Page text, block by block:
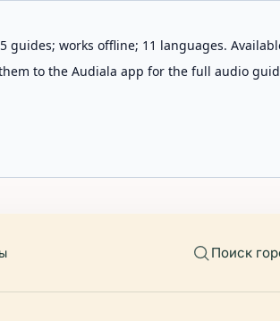
works offline; 11 languages.
to the Audiala app for the full audio
Поиск